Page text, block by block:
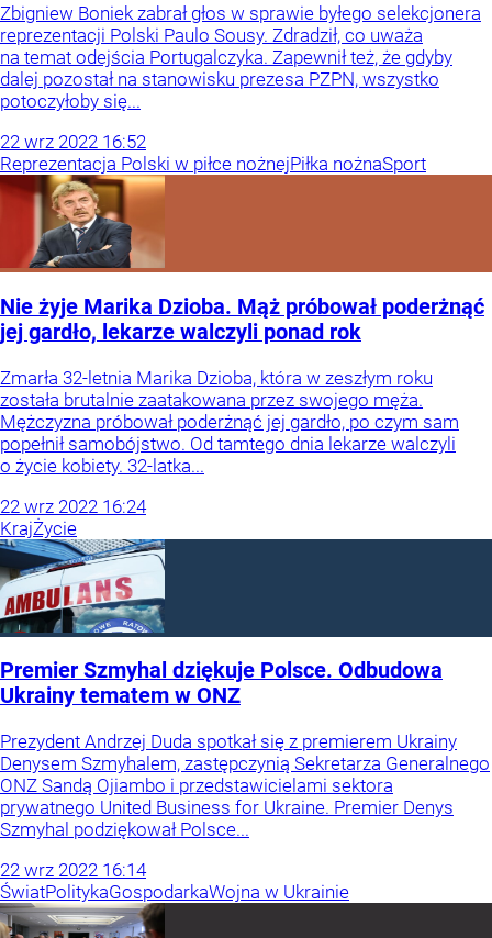
Zbigniew Boniek zabrał głos w sprawie byłego selekcjonera
reprezentacji Polski Paulo Sousy. Zdradził, co uważa
na temat odejścia Portugalczyka. Zapewnił też, że gdyby
dalej pozostał na stanowisku prezesa PZPN, wszystko
potoczyłoby się...
22 wrz 2022 16:52
Reprezentacja Polski w piłce nożnejPiłka nożnaSport
Nie żyje Marika Dzioba. Mąż próbował poderżnąć
jej gardło, lekarze walczyli ponad rok
Zmarła 32-letnia Marika Dzioba, która w zeszłym roku
została brutalnie zaatakowana przez swojego męża.
Mężczyzna próbował poderżnąć jej gardło, po czym sam
popełnił samobójstwo. Od tamtego dnia lekarze walczyli
o życie kobiety. 32-latka...
22 wrz 2022 16:24
KrajŻycie
Premier Szmyhal dziękuje Polsce. Odbudowa
Ukrainy tematem w ONZ
Prezydent Andrzej Duda spotkał się z premierem Ukrainy
Denysem Szmyhalem, zastępczynią Sekretarza Generalnego
ONZ Sandą Ojiambo i przedstawicielami sektora
prywatnego United Business for Ukraine. Premier Denys
Szmyhal podziękował Polsce...
22 wrz 2022 16:14
ŚwiatPolitykaGospodarkaWojna w Ukrainie